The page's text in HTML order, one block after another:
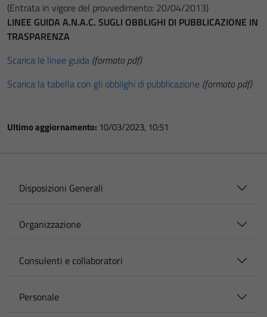
(Entrata in vigore del provvedimento: 20/04/2013)
LINEE GUIDA A.N.A.C. SUGLI OBBLIGHI DI PUBBLICAZIONE IN
TRASPARENZA
Scarica le linee guida (formato pdf)
Scarica la tabella con gli obblighi di pubblicazione (formato pdf)
Ultimo aggiornamento: 10/03/2023, 10:51
Disposizioni Generali
Organizzazione
Consulenti e collaboratori
Personale